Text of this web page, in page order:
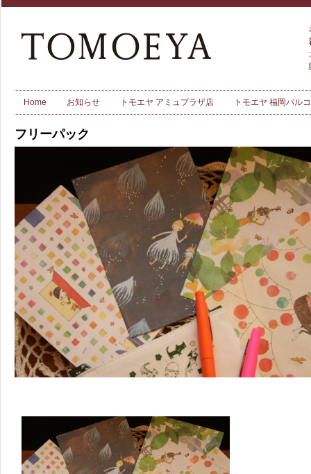
Home お知らせ トモエヤ アミュプラザ店 トモエヤ 福岡パル
フリーパック